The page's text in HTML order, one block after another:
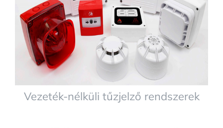
Vezeték-nélküli tűzjelző rendszerek